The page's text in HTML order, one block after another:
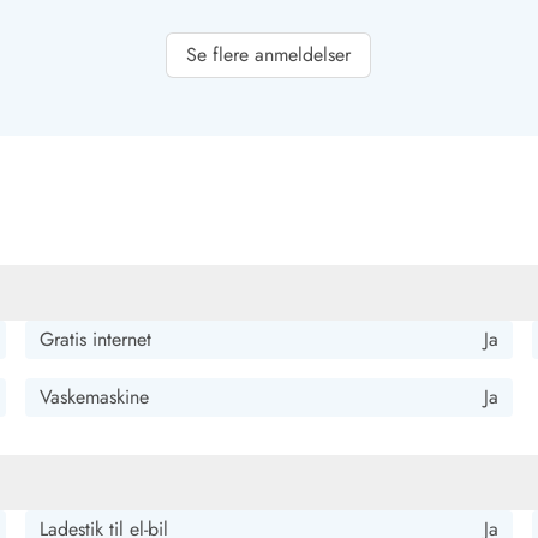
det spontant i 2023 ved afrejsen igen til 2025. I
Se flere anmeldelser
Gratis internet Ja
Vaskemaskine Ja
Ladestik til el-bil Ja